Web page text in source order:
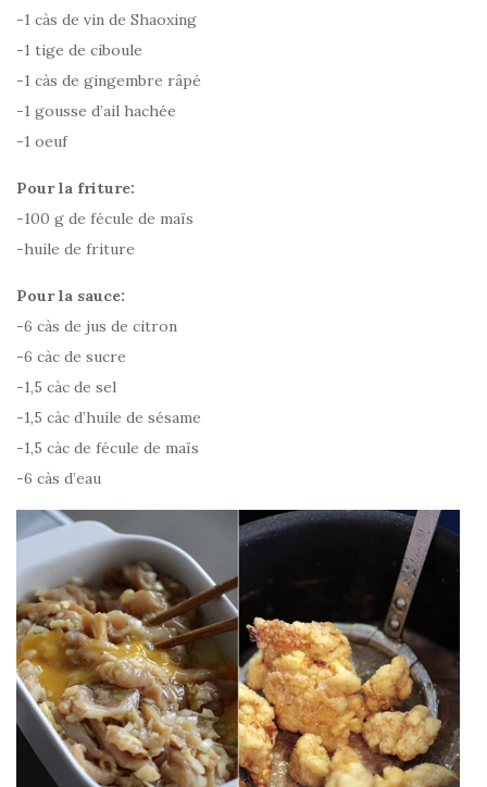
-1 càs de vin de Shaoxing
-1 tige de ciboule
-1 càs de gingembre râpé
-1 gousse d’ail hachée
-1 oeuf
Pour la friture:
-100 g de fécule de maïs
-huile de friture
Pour la sauce:
-6 càs de jus de citron
-6 càc de sucre
-1,5 càc de sel
-1,5 càc d’huile de sésame
-1,5 càc de fécule de maïs
-6 càs d’eau